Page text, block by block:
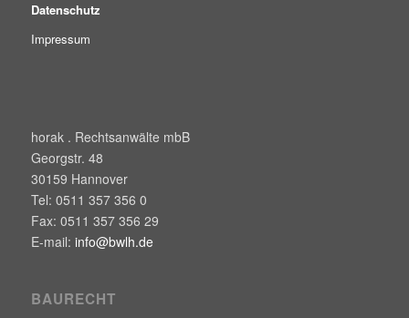
Datenschutz
Impressum
horak . Rechtsanwälte mbB
Georgstr. 48
30159 Hannover
Tel: 0511 357 356 0
Fax: 0511 357 356 29
E-mail: info@bwlh.de
BAURECHT